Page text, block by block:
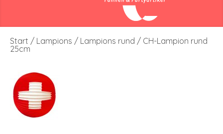
Start / Lampions / Lampions rund / CH-Lampion rund
25cm